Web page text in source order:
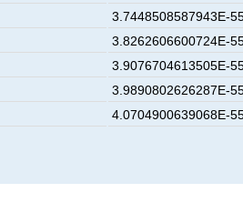
3.7448508587943E-
3.8262606600724E-
3.9076704613505E-
3.9890802626287E-
4.0704900639068E-